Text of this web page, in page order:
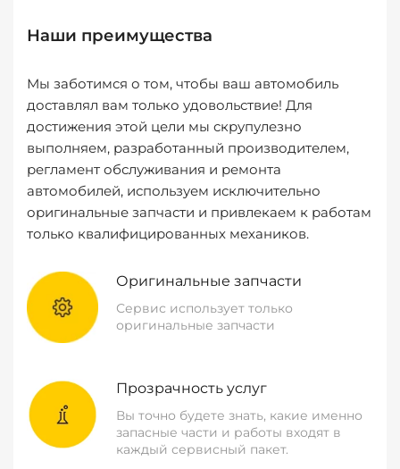
Наши преимущества
Мы заботимся о том, чтобы ваш автомобиль
доставлял вам только удовольствие! Для
достижения этой цели мы скрупулезно
выполняем, разработанный производителем,
регламент обслуживания и ремонта
автомобилей, используем исключительно
оригинальные запчасти и привлекаем к работам
только квалифицированных механиков.
Оригинальные запчасти
Сервис использует только
оригинальные запчасти
Прозрачность услуг
Вы точно будете знать, какие именно
запасные части и работы входят в
каждый сервисный пакет.